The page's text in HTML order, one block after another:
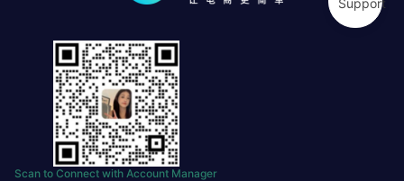
Scan to Connect with Account Manager
Support